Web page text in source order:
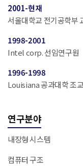
2001-현재
서울대학교 전기공학부
1998-2001
Intel corp. 선임연구원
1996-1998
Louisiana 공과대학 조
연구분야
내장형 시스템
컴퓨터 구조